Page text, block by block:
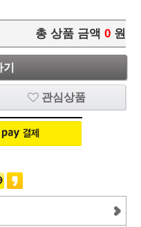
총 상품 금액 0 원
관심상품